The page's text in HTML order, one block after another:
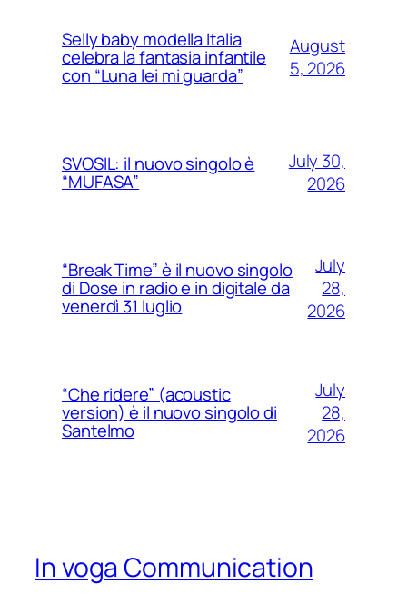
Selly baby modella Italia
celebra la fantasia infantile
con “Luna lei mi guarda”
August
5, 2026
SVOSIL: il nuovo singolo è
“MUFASA”
July 30,
2026
“Break Time” è il nuovo singolo
di Dose in radio e in digitale da
venerdì 31 luglio
July
28,
2026
“Che ridere” (acoustic
version) è il nuovo singolo di
Santelmo
July
28,
2026
In voga Communication